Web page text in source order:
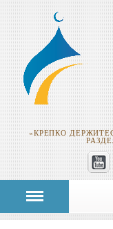
«КРЕПКО